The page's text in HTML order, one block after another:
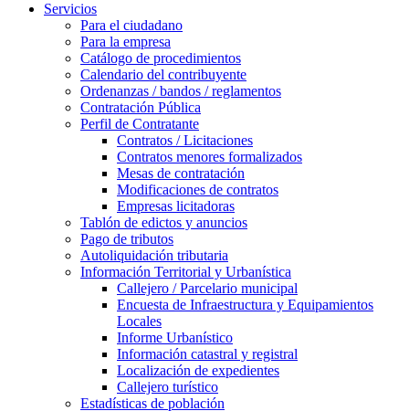
Servicios
Para el ciudadano
Para la empresa
Catálogo de procedimientos
Calendario del contribuyente
Ordenanzas / bandos / reglamentos
Contratación Pública
Perfil de Contratante
Contratos / Licitaciones
Contratos menores formalizados
Mesas de contratación
Modificaciones de contratos
Empresas licitadoras
Tablón de edictos y anuncios
Pago de tributos
Autoliquidación tributaria
Información Territorial y Urbanística
Callejero / Parcelario municipal
Encuesta de Infraestructura y Equipamientos
Locales
Informe Urbanístico
Información catastral y registral
Localización de expedientes
Callejero turístico
Estadísticas de población